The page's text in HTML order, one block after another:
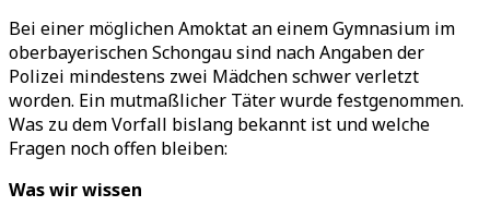
Bei einer möglichen Amoktat an einem Gymnasium im
oberbayerischen Schongau sind nach Angaben der
Polizei mindestens zwei Mädchen schwer verletzt
worden. Ein mutmaßlicher Täter wurde festgenommen.
Was zu dem Vorfall bislang bekannt ist und welche
Fragen noch offen bleiben:
Was wir wissen